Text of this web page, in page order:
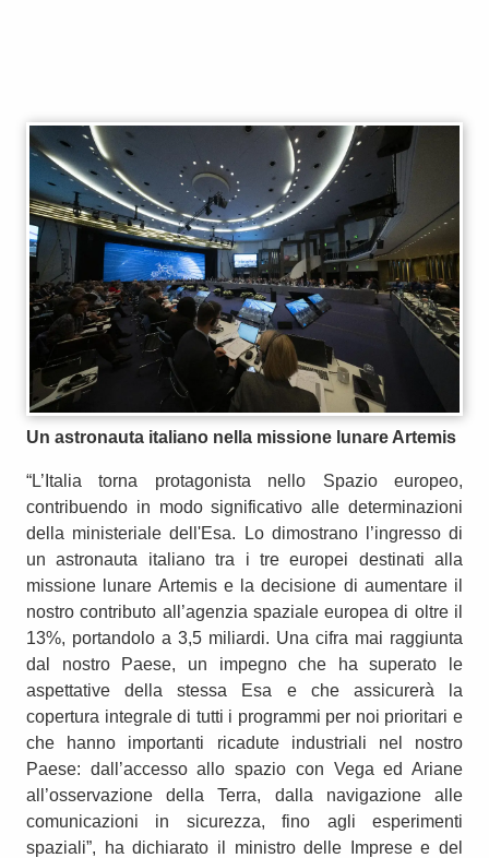
Un astronauta italiano nella missione lunare Artemis
“L’Italia torna protagonista nello Spazio europeo,
contribuendo in modo significativo alle determinazioni
della ministeriale dell'Esa. Lo dimostrano l’ingresso di
un astronauta italiano tra i tre europei destinati alla
missione lunare Artemis e la decisione di aumentare il
nostro contributo all’agenzia spaziale europea di oltre il
13%, portandolo a 3,5 miliardi. Una cifra mai raggiunta
dal nostro Paese, un impegno che ha superato le
aspettative della stessa Esa e che assicurerà la
copertura integrale di tutti i programmi per noi prioritari e
che hanno importanti ricadute industriali nel nostro
Paese: dall’accesso allo spazio con Vega ed Ariane
all’osservazione della Terra, dalla navigazione alle
comunicazioni in sicurezza, fino agli esperimenti
spaziali”, ha dichiarato il ministro delle Imprese e del